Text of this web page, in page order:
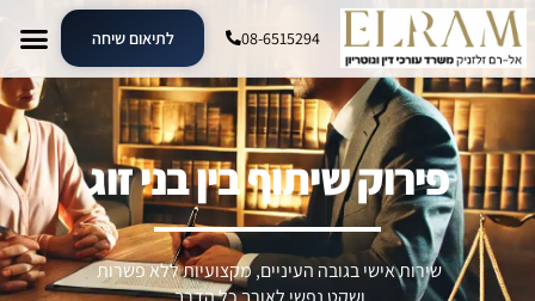
08-6515294 לתיאום שיחה
פירוק שיתוף בין בני זוג
שירות אישי בגובה העיניים, מקצועיות ללא פשרות